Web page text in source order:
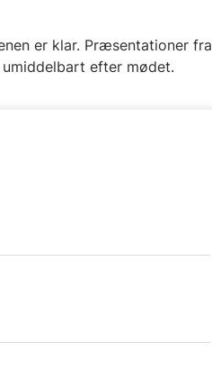
er klar. Præsentationer fra
efter mødet.